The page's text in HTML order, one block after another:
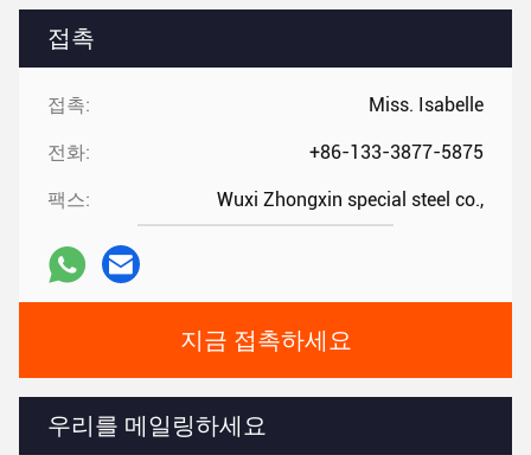
접촉
접촉: Miss. Isabelle
전화: +86-133-3877-5875
팩스: Wuxi Zhongxin special steel co.,
지금 접촉하세요
우리를 메일링하세요